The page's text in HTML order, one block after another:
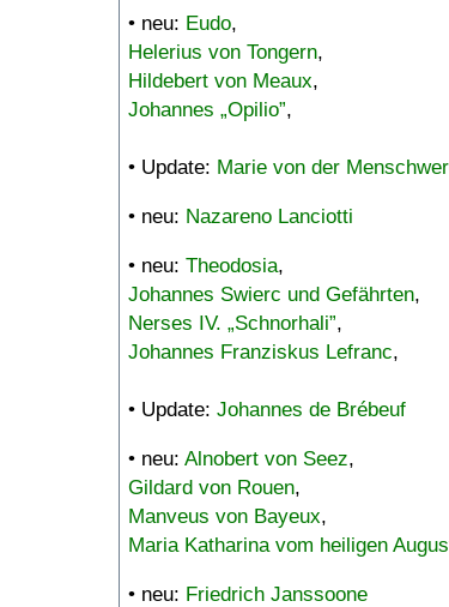
• neu: Eudo,
Helerius von Tongern,
Hildebert von Meaux,
Johannes „Opilio”,
• Update: Marie von der
• neu: Nazareno Lanciotti
• neu: Theodosia,
Johannes Swierc und Gefährten,
Nerses IV. „Schnorhali”,
Johannes Franziskus Lefranc,
• Update: Johannes de Brébeuf
• neu: Alnobert von Seez,
Gildard von Rouen,
Manveus von Bayeux,
Maria Katharina vom heiligen
• neu: Friedrich Janssoone